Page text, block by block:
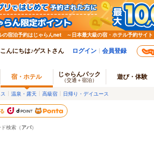
の宿泊予約はじゃらんnet ～日本最大級の宿・ホテル予約サイト
こんにちは♪ゲストさん ログイン 会員登録
宿・ホテル じゃらんパック
（交通＋宿泊） 遊び・体験
温泉・露天 高級宿 日帰り・デイユース
検索（アパ）